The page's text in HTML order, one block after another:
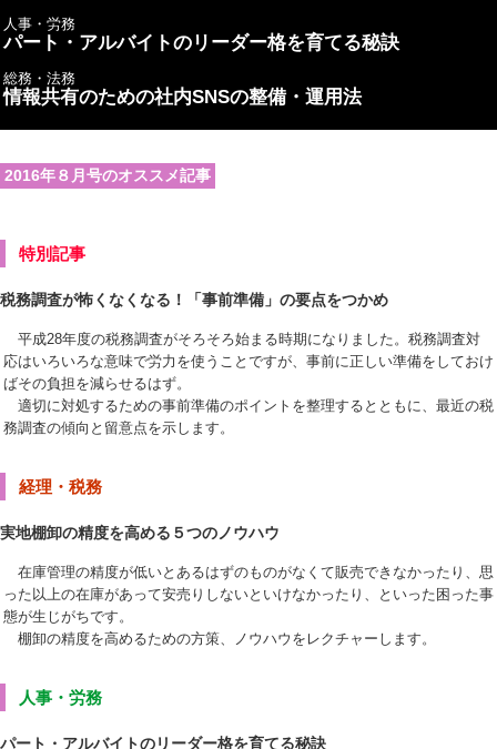
人事・労務
パート・アルバイトのリーダー格を育てる秘訣
総務・法務
情報共有のための社内SNSの整備・運用法
2016年８月号のオススメ記事
特別記事
税務調査が怖くなくなる！「事前準備」の要点をつかめ
平成28年度の税務調査がそろそろ始まる時期になりました。税務調査対
応はいろいろな意味で労力を使うことですが、事前に正しい準備をしておけ
ばその負担を減らせるはず。
適切に対処するための事前準備のポイントを整理するとともに、最近の税
務調査の傾向と留意点を示します。
経理・税務
実地棚卸の精度を高める５つのノウハウ
在庫管理の精度が低いとあるはずのものがなくて販売できなかったり、思
った以上の在庫があって安売りしないといけなかったり、といった困った事
態が生じがちです。
棚卸の精度を高めるための方策、ノウハウをレクチャーします。
人事・労務
パート・アルバイトのリーダー格を育てる秘訣